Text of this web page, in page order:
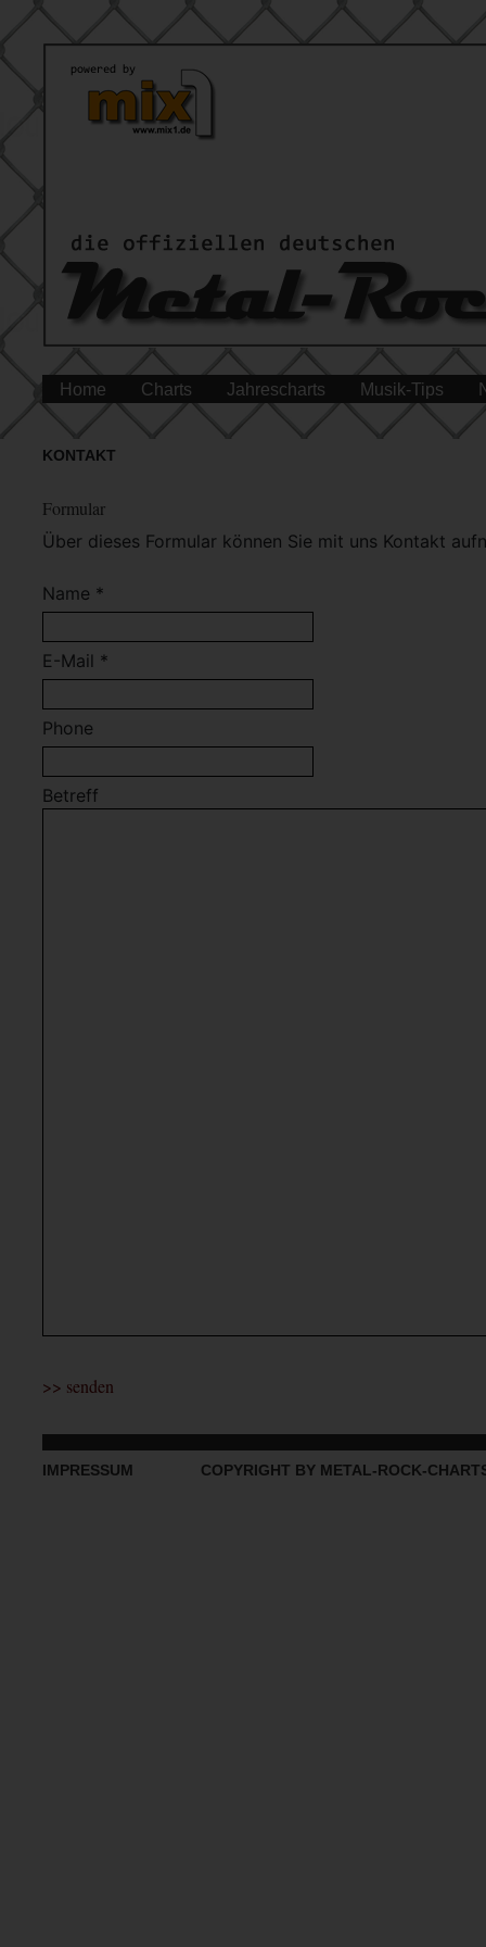
Home Charts Jahrescharts Musik-Tips
KONTAKT
Formular
Über dieses Formular können Sie mit uns Kontakt
Name *
E-Mail *
Phone
Betreff
IMPRESSUM COPYRIGHT BY METAL-ROCK-